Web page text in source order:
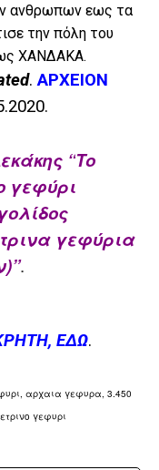
ανθρωπων εως τα
την πόλη του
ΧΑΝΔΑΚΑ.
.ΑΡΧΕΙΟΝ
“Το
γεφύρι
γεφύρια
.
ΕΔΩ.
αρχαια γεφυρα, 3.450
γεφυρι